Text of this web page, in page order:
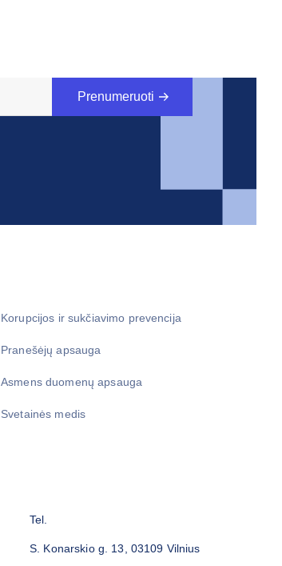
Prenumeruoti
Korupcijos ir sukčiavimo prevencija
Pranešėjų apsauga
Asmens duomenų apsauga
Svetainės medis
Tel.
S. Konarskio g. 13, 03109 Vilnius